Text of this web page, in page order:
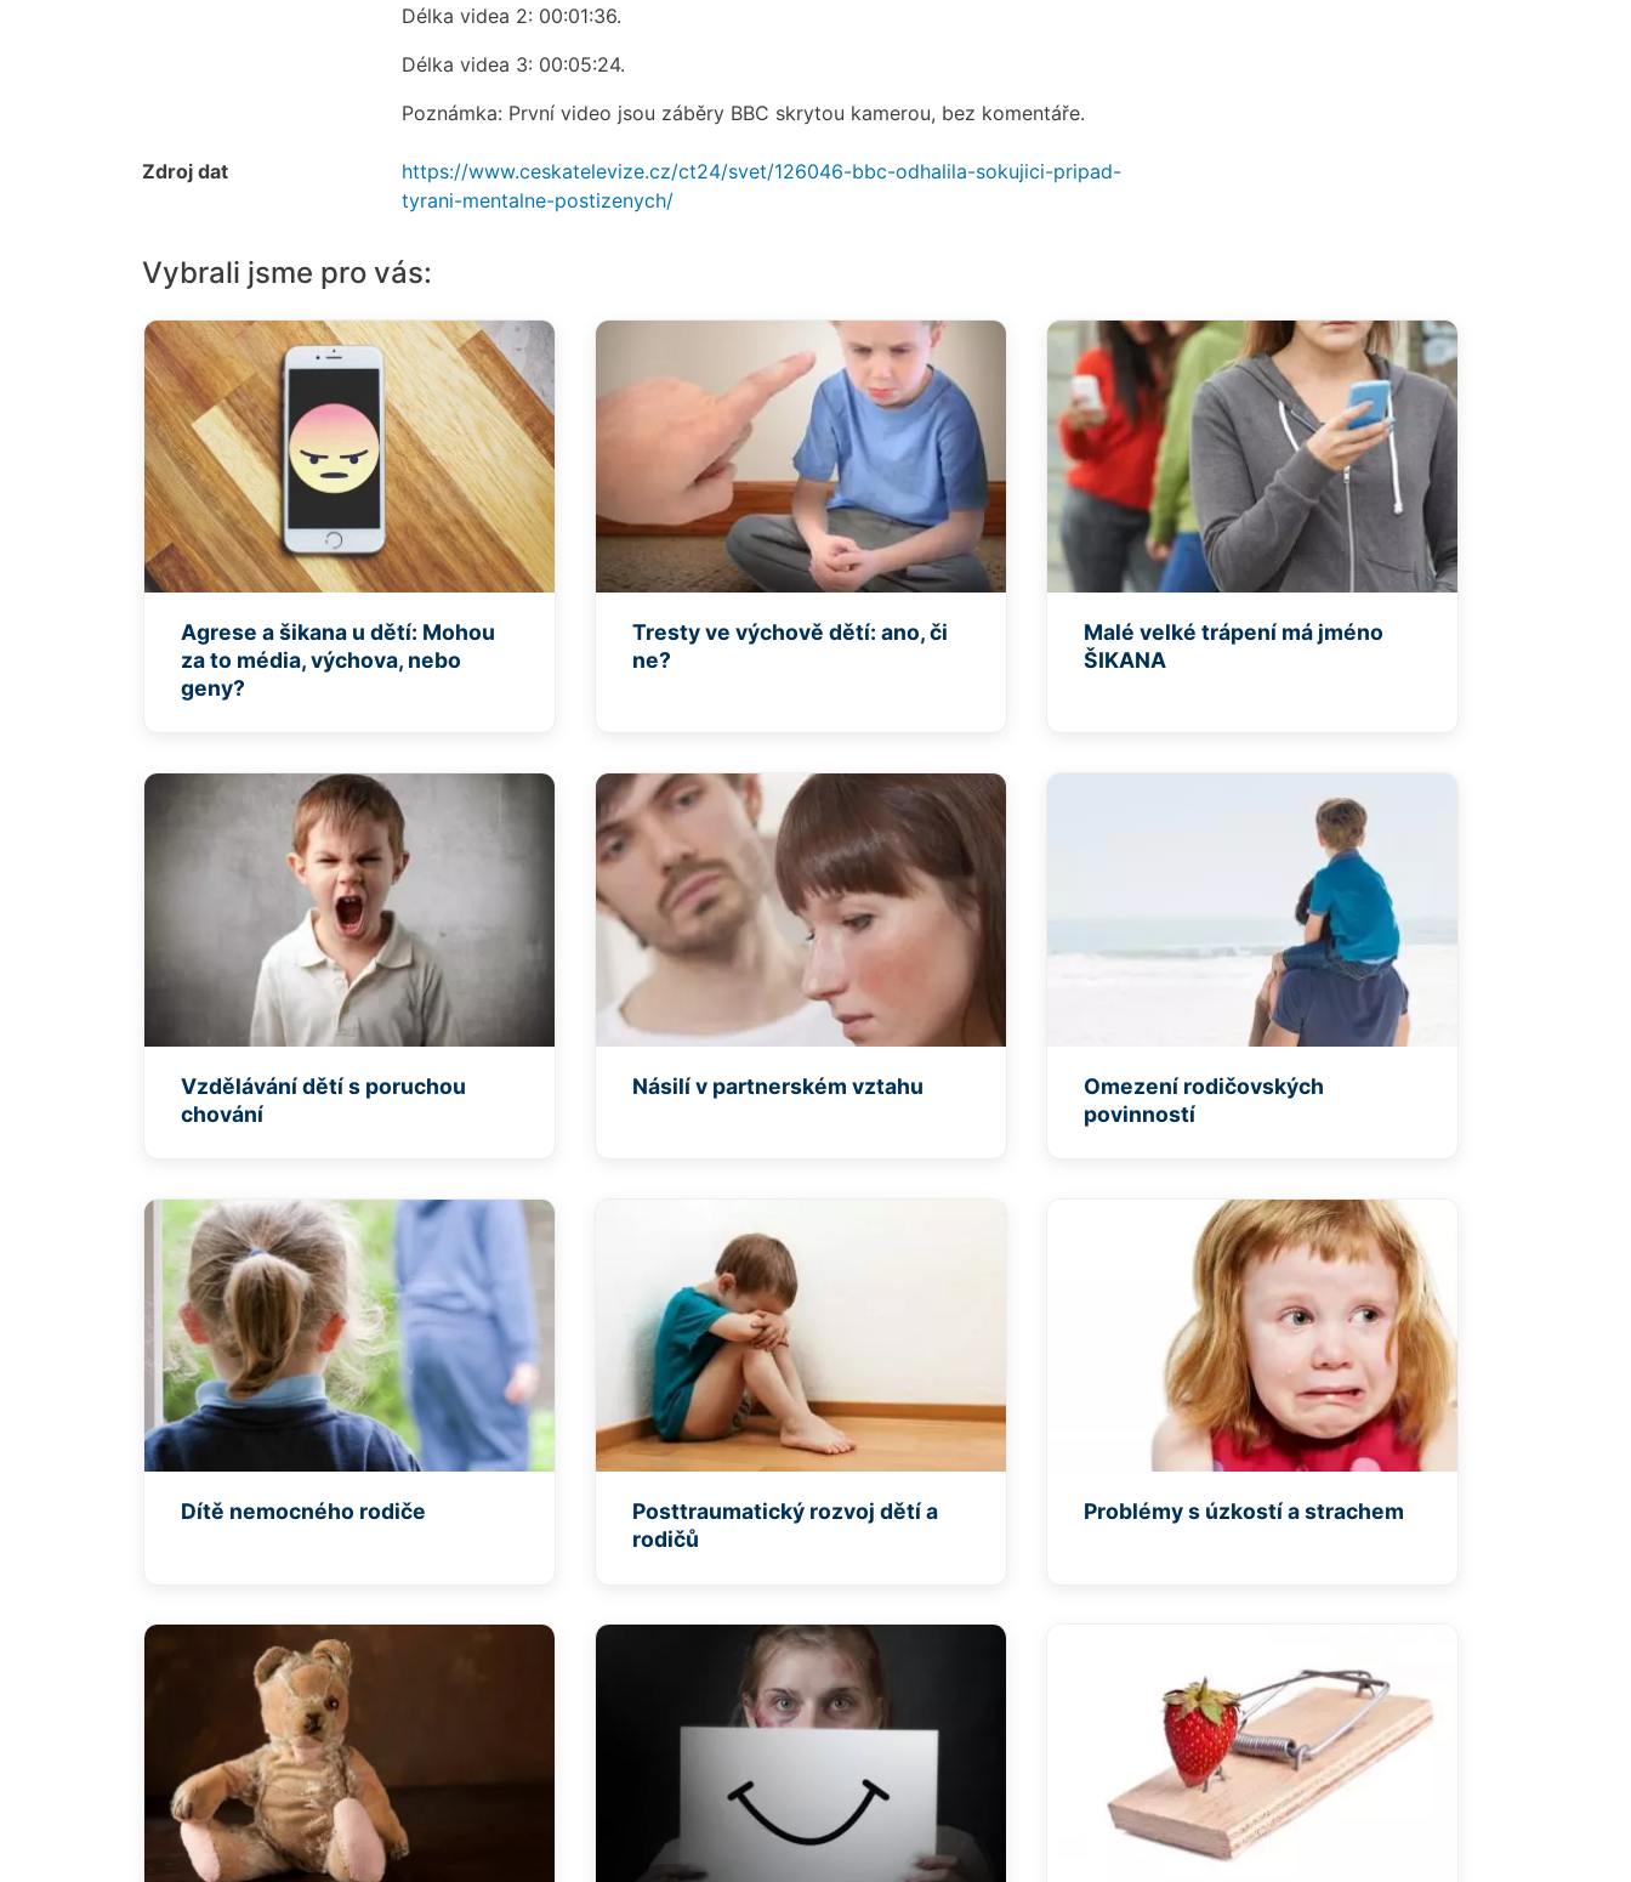
Délka videa 2: 00:01:36.
Délka videa 3: 00:05:24.
Poznámka: První video jsou záběry BBC skrytou kamerou, bez komentáře.
Zdroj dat
https://www.ceskatelevize.cz/ct24/svet/126046-bbc-odhalila-sokujici-pripad-
tyrani-mentalne-postizenych/
Vybrali jsme pro vás:
Agrese a šikana u dětí: Mohou
za to média, výchova, nebo
geny?
Tresty ve výchově dětí: ano, či
ne?
Malé velké trápení má jméno
ŠIKANA
Vzdělávání dětí s poruchou
chování
Násilí v partnerském vztahu
Omezení rodičovských
povinností
Dítě nemocného rodiče
Posttraumatický rozvoj dětí a
rodičů
Problémy s úzkostí a strachem